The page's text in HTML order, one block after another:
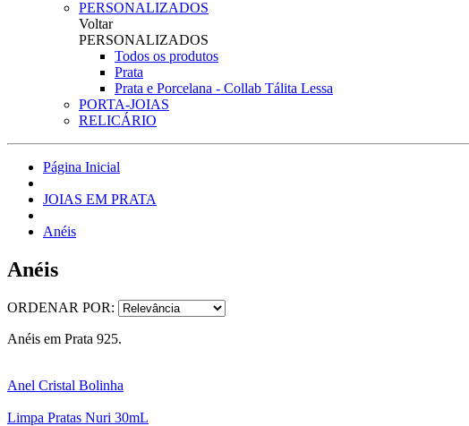
PERSONALIZADOS
Voltar
PERSONALIZADOS
Todos os produtos
Prata
Prata e Porcelana - Collab Tálita Lessa
PORTA-JOIAS
RELICÁRIO
Página Inicial
JOIAS EM PRATA
Anéis
Anéis
ORDENAR POR:
Anéis em Prata 925.
Anel Cristal Bolinha
Limpa Pratas Nuri 30mL